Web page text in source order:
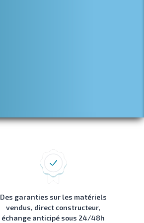
Des garanties sur les matériels
vendus, direct constructeur,
échange anticipé sous 24/48h